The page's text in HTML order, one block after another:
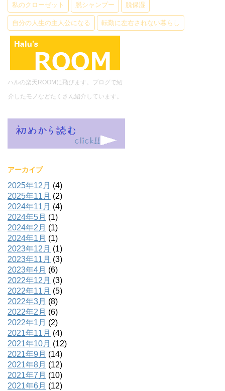
私のクローゼット 脱シャンプー 脱保湿
自分の人生の主人公になる 転勤に左右されない暮らし
ハルの楽天ROOMに飛びます。ブログで紹
介したモノなどたくさん紹介しています。
アーカイブ
2025年12月 (4)
2025年11月 (2)
2024年11月 (4)
2024年5月 (1)
2024年2月 (1)
2024年1月 (1)
2023年12月 (1)
2023年11月 (3)
2023年4月 (6)
2022年12月 (3)
2022年11月 (5)
2022年3月 (8)
2022年2月 (6)
2022年1月 (2)
2021年11月 (4)
2021年10月 (12)
2021年9月 (14)
2021年8月 (12)
2021年7月 (10)
2021年6月 (12)